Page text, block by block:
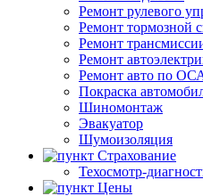
Ремонт рулевого
Ремонт тормозной
Ремонт
Ремонт
Ремонт авто по
Покраска
Шиномонтаж
Эвакуатор
Шумоизоляция
Страхование
Техосмотр-
Цены